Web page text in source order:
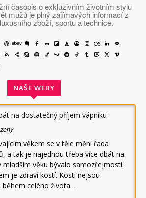
časopis o exkluzivním životním stylu
mužů je plný zajímavých informací z
zboží, sportu a technice.
NAŠE WEBY
na dostatečný příjem vápníku
věkem se v těle mění řada
a tak je najednou třeba více dbát na
mladším věku bývalo samozřejmostí.
je zdraví kostí. Kosti nejsou
během celého života…